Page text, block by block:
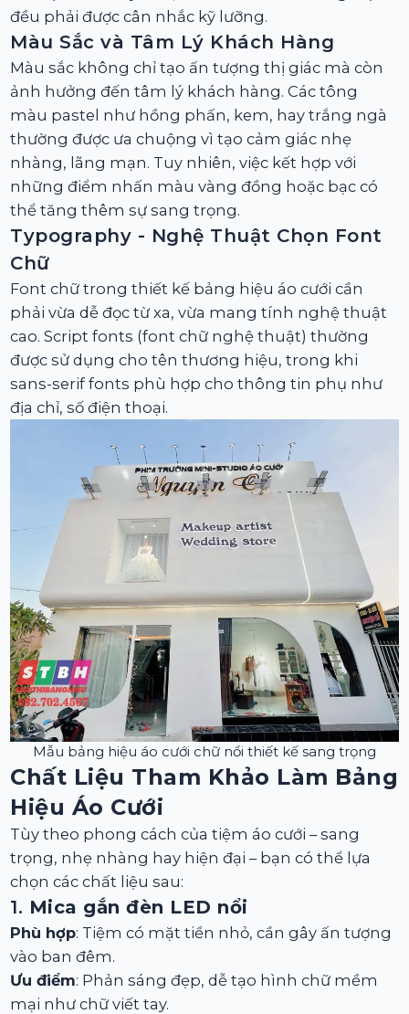
đều phải được cân nhắc kỹ lưỡng.
Màu Sắc và Tâm Lý Khách Hàng
Màu sắc không chỉ tạo ấn tượng thị giác mà còn
ảnh hưởng đến tâm lý khách hàng. Các tông
màu pastel như hồng phấn, kem, hay trắng ngà
thường được ưa chuộng vì tạo cảm giác nhẹ
nhàng, lãng mạn. Tuy nhiên, việc kết hợp với
những điểm nhấn màu vàng đồng hoặc bạc có
thể tăng thêm sự sang trọng.
Typography - Nghệ Thuật Chọn Font
Chữ
Font chữ trong thiết kế bảng hiệu áo cưới cần
phải vừa dễ đọc từ xa, vừa mang tính nghệ thuật
cao. Script fonts (font chữ nghệ thuật) thường
được sử dụng cho tên thương hiệu, trong khi
sans-serif fonts phù hợp cho thông tin phụ như
địa chỉ, số điện thoại.
Mẫu bảng hiệu áo cưới chữ nổi thiết kế sang trọng
Chất Liệu Tham Khảo Làm Bảng
Hiệu Áo Cưới
Tùy theo phong cách của tiệm áo cưới – sang
trọng, nhẹ nhàng hay hiện đại – bạn có thể lựa
chọn các chất liệu sau:
1. Mica gắn đèn LED nổi
Phù hợp: Tiệm có mặt tiền nhỏ, cần gây ấn tượng
vào ban đêm.
Ưu điểm: Phản sáng đẹp, dễ tạo hình chữ mềm
mại như chữ viết tay.